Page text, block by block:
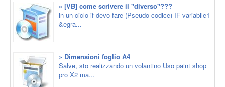
» [VB] come scrivere il "diverso"???
in un ciclo if devo fare (Pseudo codice) IF variabile1
&egra...
» Dimensioni foglio A4
Salve, sto realizzando un volantino Uso paint shop
pro X2 ma...